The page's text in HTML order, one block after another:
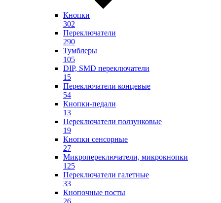
Кнопки
302
Переключатели
290
Тумблеры
105
DIP, SMD переключатели
15
Переключатели концевые
54
Кнопки-педали
13
Переключатели ползунковые
19
Кнопки сенсорные
27
Микропереключатели, микрокнопки
125
Переключатели галетные
33
Кнопочные посты
26